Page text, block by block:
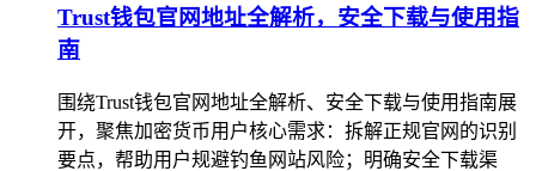
Trust钱包官网地址全解析，安全下载与使用指
南
围绕Trust钱包官网地址全解析、安全下载与使用指南展
开，聚焦加密货币用户核心需求：拆解正规官网的识别
要点，帮助用户规避钓鱼网站风险；明确安全下载渠